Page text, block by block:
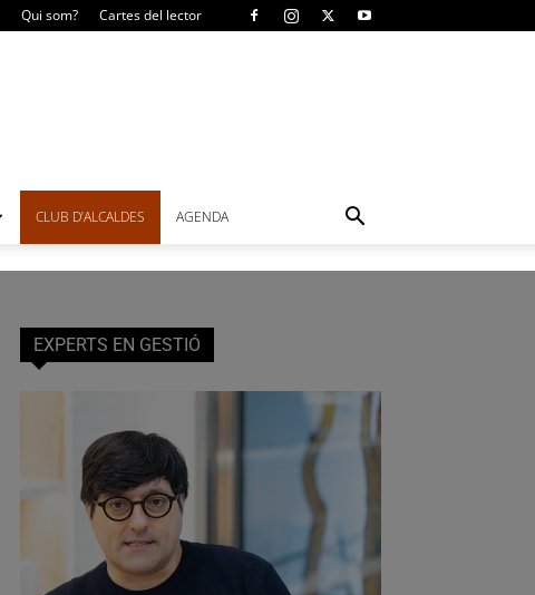
Qui som? Cartes del lector
CLUB D’ALCALDES AGENDA
EXPERTS EN GESTIÓ